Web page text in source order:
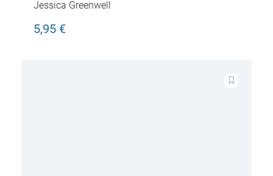
Stickerbuch: Abenteuer auf dem
Jessica Greenwell
5,95 €